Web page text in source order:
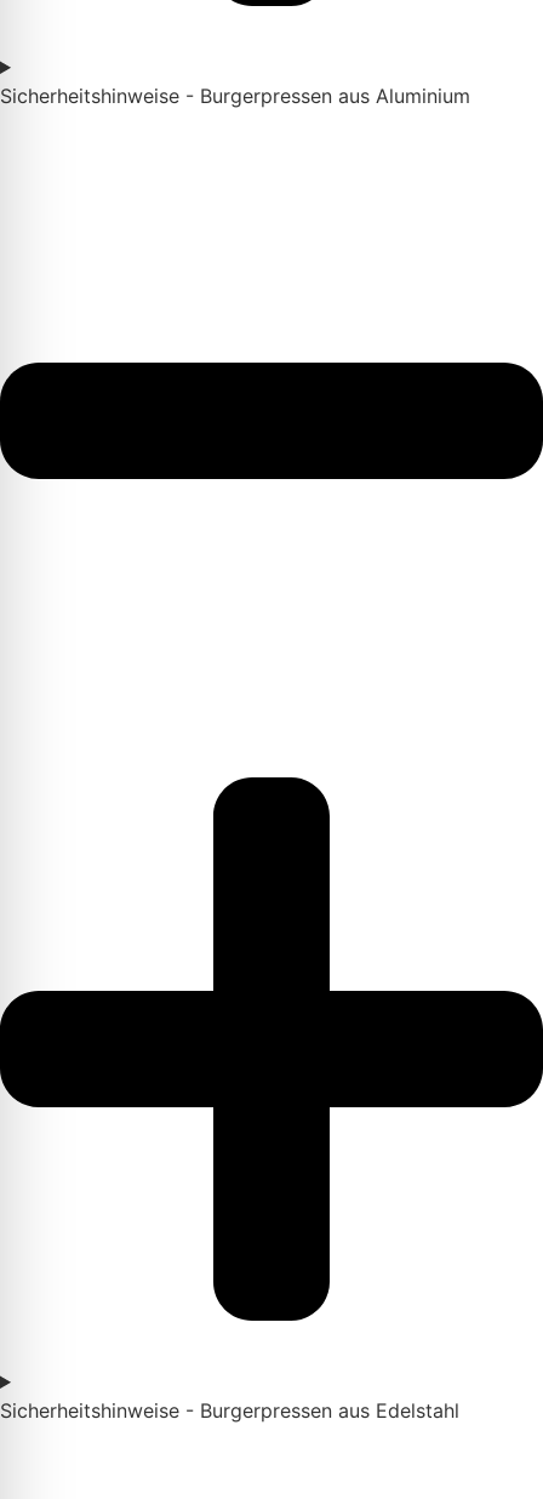
Sicherheitshinweise - Burgerpressen aus Aluminium
Sicherheitshinweise - Burgerpressen aus Edelstahl